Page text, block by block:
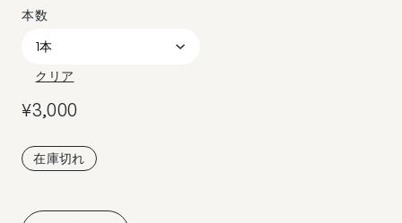
クリア
¥3,000
在庫切れ